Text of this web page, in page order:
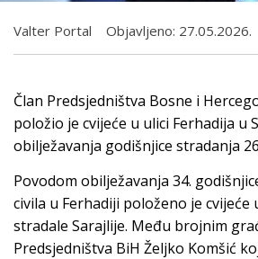
Valter Portal Objavljeno: 27.05.2026.
Član Predsjedništva Bosne i
položio je cvijeće u ulici Ferhadija u
obilježavanja godišnjice stradanja
Povodom obilježavanja 34.
civila u Ferhadiji položeno je cvijeće
stradale Sarajlije. Među brojnim
Predsjedništva BiH Željko Komšić